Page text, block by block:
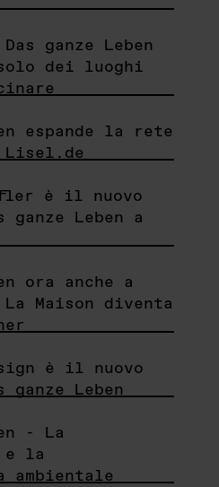
ganze Leben
dei luoghi
espande la rete
è il nuovo
Leben a
ora anche a
Maison diventa
è il nuovo
Leben
- La
la
ambientale